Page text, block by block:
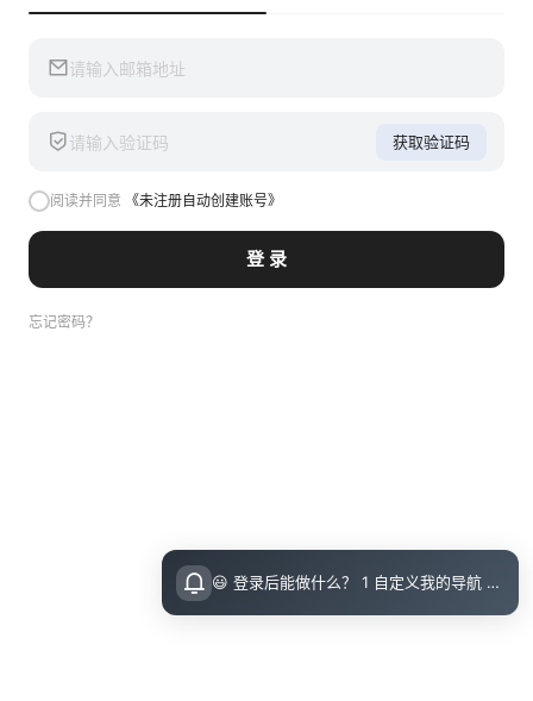
获取验证码
阅读并同意 《未注册自动创建账号》
登 录
忘记密码？
😃 登录后能做什么？ 1 自定义我的导航 导航页面顶栏 图标点击即可设置 2 收藏小站内的文章 把喜欢的文章收藏起来，随时回顾 3 评论留言 参与讨论，和其他小伙伴交流想法 💡 登录指引 右上角点击访问后可直接邮箱登录（无需注册）